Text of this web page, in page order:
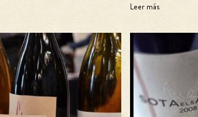
Leer más